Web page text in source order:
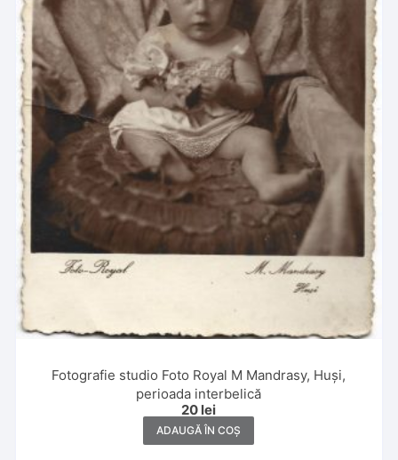
Fotografie studio Foto Royal M Mandrasy, Huși,
perioada interbelică
20 lei
ADAUGĂ ÎN COȘ